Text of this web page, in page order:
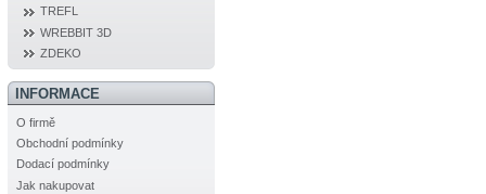
TREFL
WREBBIT 3D
ZDEKO
INFORMACE
O firmě
Obchodní podmínky
Dodací podmínky
Jak nakupovat